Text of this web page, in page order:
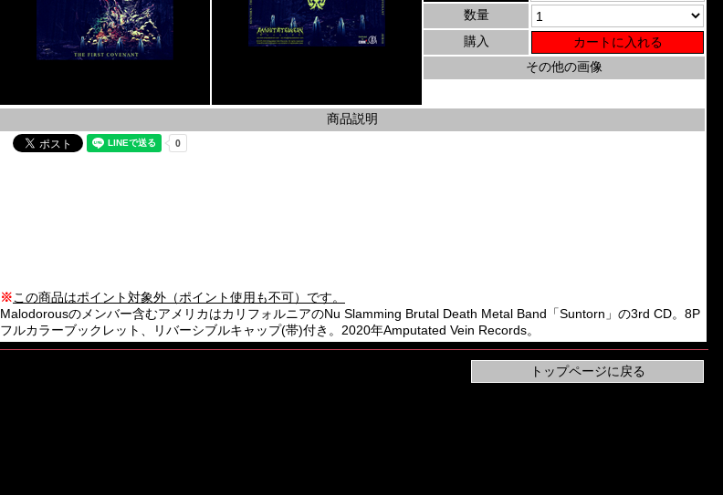
数量
購入
その他の画像
商品説明
※この商品はポイント対象外（ポイント使用も不可）です。
Malodorousのメンバー含むアメリカはカリフォルニアのNu Slamming Brutal Death Metal Band「Suntorn」の3rd CD。8P
フルカラーブックレット、リバーシブルキャップ(帯)付き。2020年Amputated Vein Records。